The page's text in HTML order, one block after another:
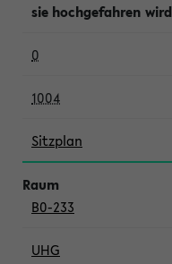
sie hochgefahren wird
0
1004
Sitzplan
B0-233
UHG